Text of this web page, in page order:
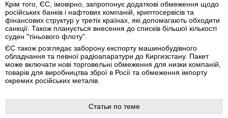
Крім того, ЄС, імовірно, запропонує додаткові обмеження щодо
російських банків і нафтових компаній, криптосервісів та
фінансових структур у третіх країнах, які допомагають обходити
санкції. Також планується внесення до списків більшої кількості
суден "тіньового флоту".
ЄС також розглядає заборону експорту машинобудівного
обладнання та певної радіоапаратури до Киргизстану. Пакет
може включати нові торговельні обмеження для низки компаній,
товарів для виробництва зброї в Росії та обмеження імпорту
окремих російських металів.
Статьи по теме